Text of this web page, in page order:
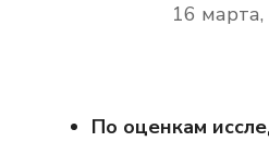
16
По оценкам